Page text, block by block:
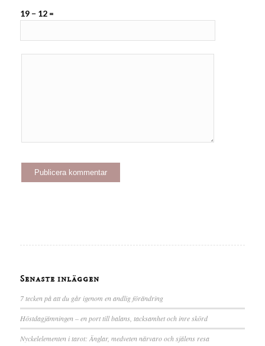
19 − 12 =
Senaste inläggen
7 tecken på att du går igenom en andlig förändring
Höstdagjämningen – en port till balans, tacksamhet och inre skörd
Nyckelelementen i tarot: Änglar, medveten närvaro och själens resa